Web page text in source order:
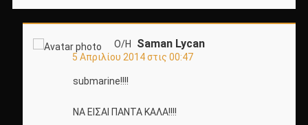
Ο/Η Saman Lycan
5 Απριλίου 2014 στις 00:47
submarine!!!!
ΝΑ ΕΙΣΑΙ ΠΑΝΤΑ ΚΑΛΑ!!!!